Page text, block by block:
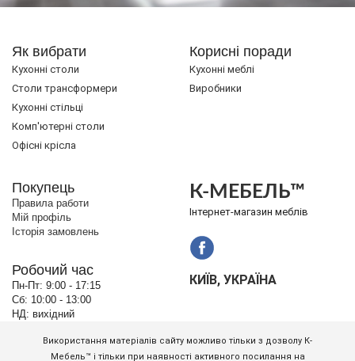
Як вибрати
Кухонні столи
Cтоли трансформери
Кухонні стільці
Комп'ютерні столи
Офісні крісла
Корисні поради
Кухонні меблі
Виробники
Використання матеріалів сайту можливо тільки з дозволу К-
Мебель™ і тільки при наявності активного посилання на
Покупець
Правила работи
Мій профіль
Історія замовлень
Робочий час
Пн-Пт: 9:00 - 17:15
Сб: 10:00 - 13:00
НД: вихідний
К-МЕБЕЛЬ™
Інтернет-магазин меблів
КИЇВ, УКРАЇНА